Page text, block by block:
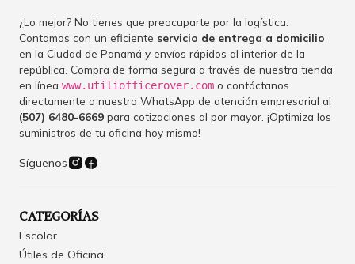
¿Lo mejor? No tienes que preocuparte por la logística.
Contamos con un eficiente servicio de entrega a domicilio
en la Ciudad de Panamá y envíos rápidos al interior de la
república. Compra de forma segura a través de nuestra tienda
en línea www.utiliofficerover.com o contáctanos
directamente a nuestro WhatsApp de atención empresarial al
(507) 6480-6669 para cotizaciones al por mayor. ¡Optimiza los
suministros de tu oficina hoy mismo!
Síguenos
CATEGORÍAS
Escolar
Útiles de Oficina